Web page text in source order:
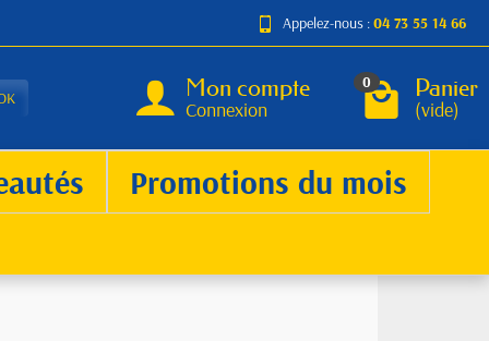
Appelez-nous :04 73 55 14 66
Mon compte
Connexion
0 Panier
(vide)
Promotions du mois